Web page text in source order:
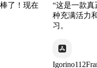
在
“这是一款真正了
种充满活力和有趣
Igorino112France